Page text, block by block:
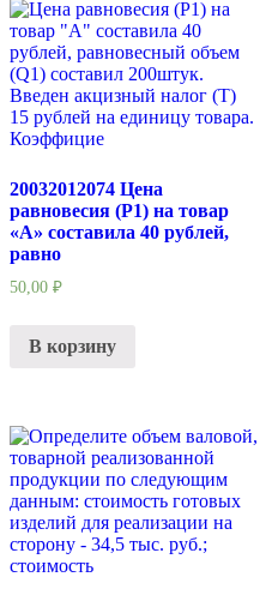
20032012074 Цена
равновесия (Р1) на товар
«А» составила 40 рублей,
равно
50,00 ₽
В корзину